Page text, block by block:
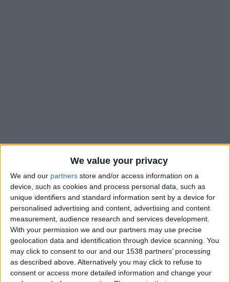
We value your privacy
We and our partners store and/or access information on a
device, such as cookies and process personal data, such as
unique identifiers and standard information sent by a device for
personalised advertising and content, advertising and content
measurement, audience research and services development.
With your permission we and our partners may use precise
geolocation data and identification through device scanning. You
may click to consent to our and our 1538 partners’ processing
as described above. Alternatively you may click to refuse to
consent or access more detailed information and change your
Adrien Rabiot devrait quitter l’Olympique de Marseille avec
pertes et fracas, un an après son arrivée. L’international
français a été placé sur la liste des transferts par le club
phocéen à la suite d’une bagarre avec Jonathan Rowe,
survenue après la défaite contre Rennes en 1rejournée de
Ligue 1. Dans l’un de ses articles,L’Équipeindiquait que l’AS